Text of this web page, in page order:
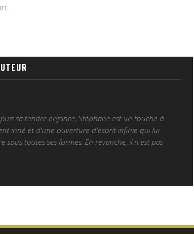
sa tendre enfance, Stéphane est un touche-à-
inné et d'une ouverture d'esprit infinie qui lui
sous toutes ses formes. En revanche, il n'est pas